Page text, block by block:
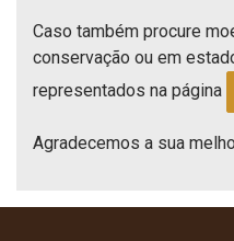
Caso também procure
conservação ou em
representados na página
Agradecemos a sua